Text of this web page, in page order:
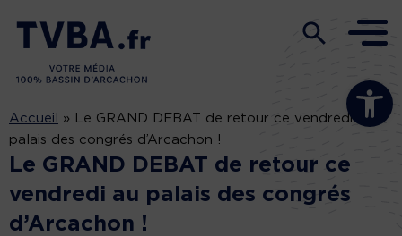
Ouvrir la
Accueil »
Le GRAND DEBAT de retour ce vendredi au
palais des congrés d’Arcachon !
Le GRAND DEBAT de retour ce
vendredi au palais des congrés
d’Arcachon !